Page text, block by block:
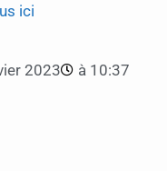
ici
2023 à 10:37